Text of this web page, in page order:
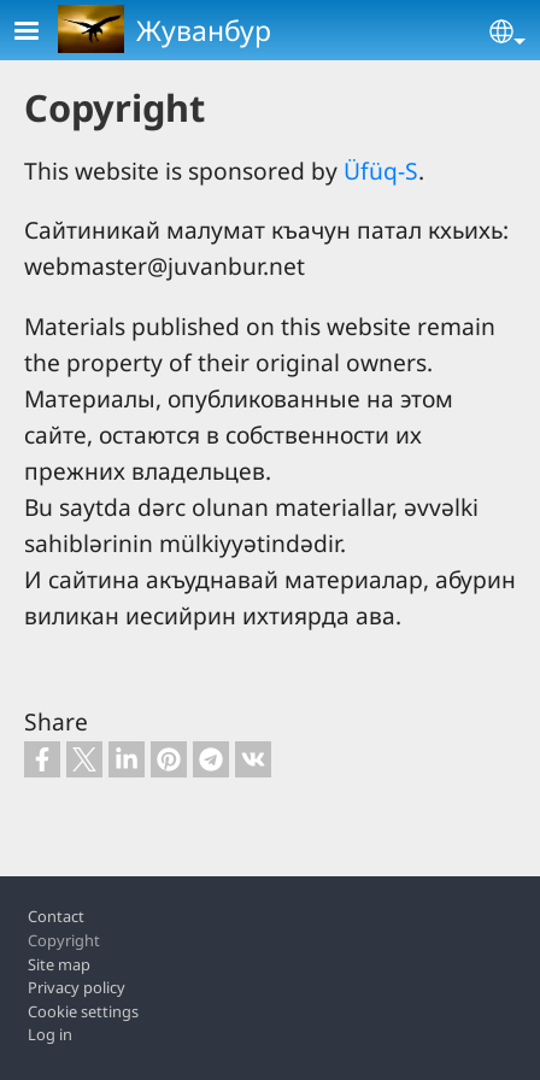
Skip to main content
Жуванбур
Copyright
This website is sponsored by Üfüq-S.
Сайтиникай малумат къачун патал кхьихь:
webmaster@juvanbur.net
Materials published on this website remain
the property of their original owners.
Материалы, опубликованные на этом
сайте, остаются в собственности их
прежних владельцев.
Bu saytda dərc olunan materiallar, əvvəlki
sahiblərinin mülkiyyətindədir.
И сайтина акъуднавай материалар, абурин
виликан иесийрин ихтиярда ава.
Share
Footer
Contact
Copyright
Site map
Privacy policy
Cookie settings
Log in